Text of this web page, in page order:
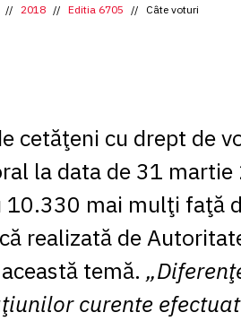
1 CNY= 0.6015
1 MDL= 0.2538
1 MXN
1 NOK= 0.4191
1 PLN = 1.1646
1 RSD = 0.0425
1 RUB= 0.0530
1 SEK = 0.4526
1 TRY= 0.1141
1 UAH= 0.1048
1 XDR= 5.9383
1 ZAR = 0.2318
// 2018 // Editia 6705 // Câte voturi
cetăţeni cu drept de
la data de 31
mai mulţi faţă
realizată de
temă.
curente